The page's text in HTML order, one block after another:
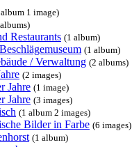
1 image)
Restaurants (1 album)
(1 album)
/ Verwaltung (2 albums)
(2 images)
Jahre (1 image)
Jahre (3 images)
(1 album 2 images)
Bilder in Farbe (6 images)
(1 album)